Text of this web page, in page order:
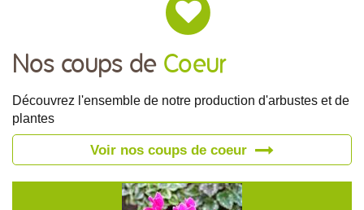
Nos coups de Coeur
Découvrez l'ensemble de notre production d'arbustes et de
plantes
Voir nos coups de coeur